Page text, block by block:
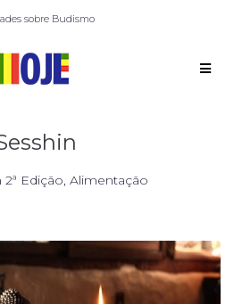
sobre Budismo
2ª Edição, Alimentação